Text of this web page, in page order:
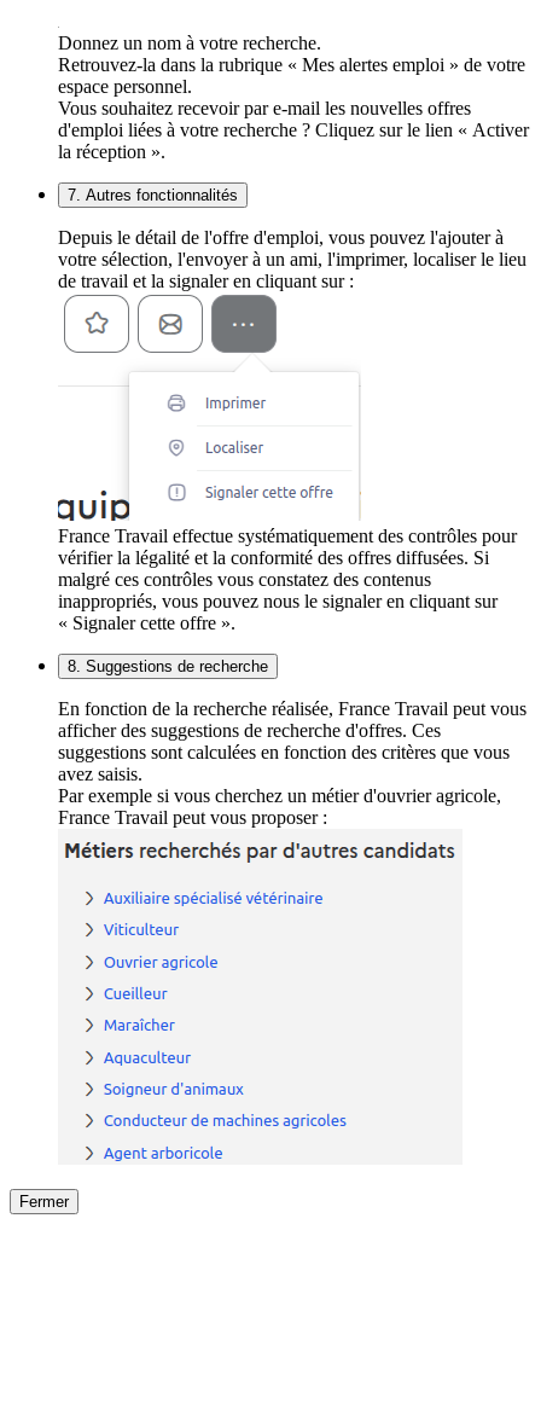
Donnez un nom à votre recherche.
Retrouvez-la dans la rubrique « Mes alertes emploi » de votre
espace personnel.
Vous souhaitez recevoir par e-mail les nouvelles offres
d'emploi liées à votre recherche ? Cliquez sur le lien « Activer
la réception ».
7. Autres fonctionnalités
Depuis le détail de l'offre d'emploi, vous pouvez l'ajouter à
votre sélection, l'envoyer à un ami, l'imprimer, localiser le lieu
de travail et la signaler en cliquant sur :
France Travail effectue systématiquement des contrôles pour
vérifier la légalité et la conformité des offres diffusées. Si
malgré ces contrôles vous constatez des contenus
inappropriés, vous pouvez nous le signaler en cliquant sur
« Signaler cette offre ».
8. Suggestions de recherche
En fonction de la recherche réalisée, France Travail peut vous
afficher des suggestions de recherche d'offres. Ces
suggestions sont calculées en fonction des critères que vous
avez saisis.
Par exemple si vous cherchez un métier d'ouvrier agricole,
France Travail peut vous proposer :
Fermer